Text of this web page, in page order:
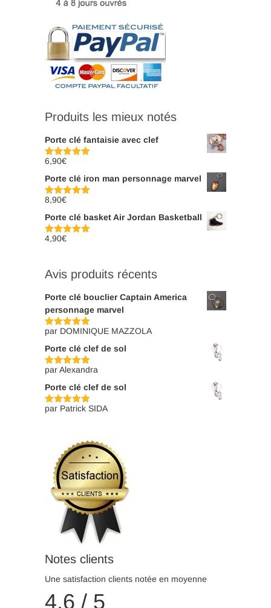
Produits les mieux notés
Porte clé fantaisie avec clef
Note5.00
6,90€
Porte clé iron man personnage marvel
Note5.00
8,90€
Porte clé basket Air Jordan Basketball
Note5.00
4,90€
Avis produits récents
Porte clé bouclier Captain America
personnage marvel
Note5sur
par DOMINIQUE MAZZOLA
Porte clé clef de sol
Note5sur
par Alexandra
Porte clé clef de sol
Note5sur
par Patrick SIDA
Notes clients
Une satisfaction clients notée en moyenne
4,6 / 5